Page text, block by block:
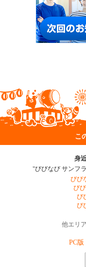
こ
身
"びびなび サンフ
びび
び
び
び
他エリ
PC版